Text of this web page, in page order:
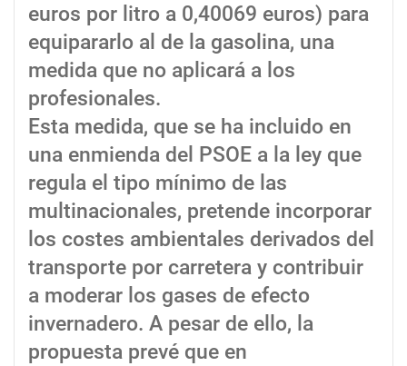
euros por litro a 0,40069 euros) para
equipararlo al de la gasolina, una
medida que no aplicará a los
profesionales.
Esta medida, que se ha incluido en
una enmienda del PSOE a la ley que
regula el tipo mínimo de las
multinacionales, pretende incorporar
los costes ambientales derivados del
transporte por carretera y contribuir
a moderar los gases de efecto
invernadero. A pesar de ello, la
propuesta prevé que en